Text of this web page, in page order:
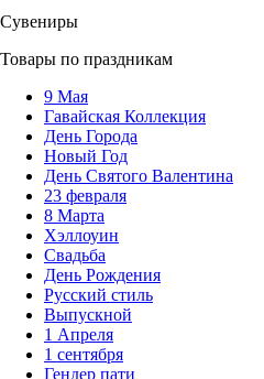
Сувениры
Товары по праздникам
9 Мая
Гавайская Коллекция
День Города
Новый Год
День Святого Валентина
23 февраля
8 Марта
Хэллоуин
Свадьба
День Рождения
Русский стиль
Выпускной
1 Апреля
1 сентября
Гендер пати